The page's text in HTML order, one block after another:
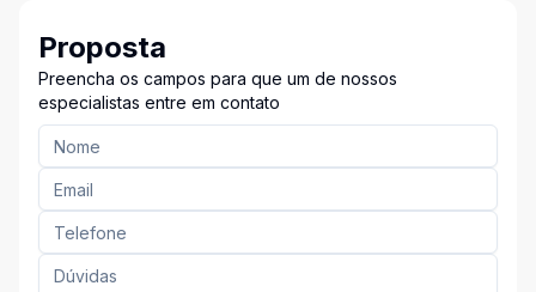
Proposta
Preencha os campos para que um de nossos
especialistas entre em contato